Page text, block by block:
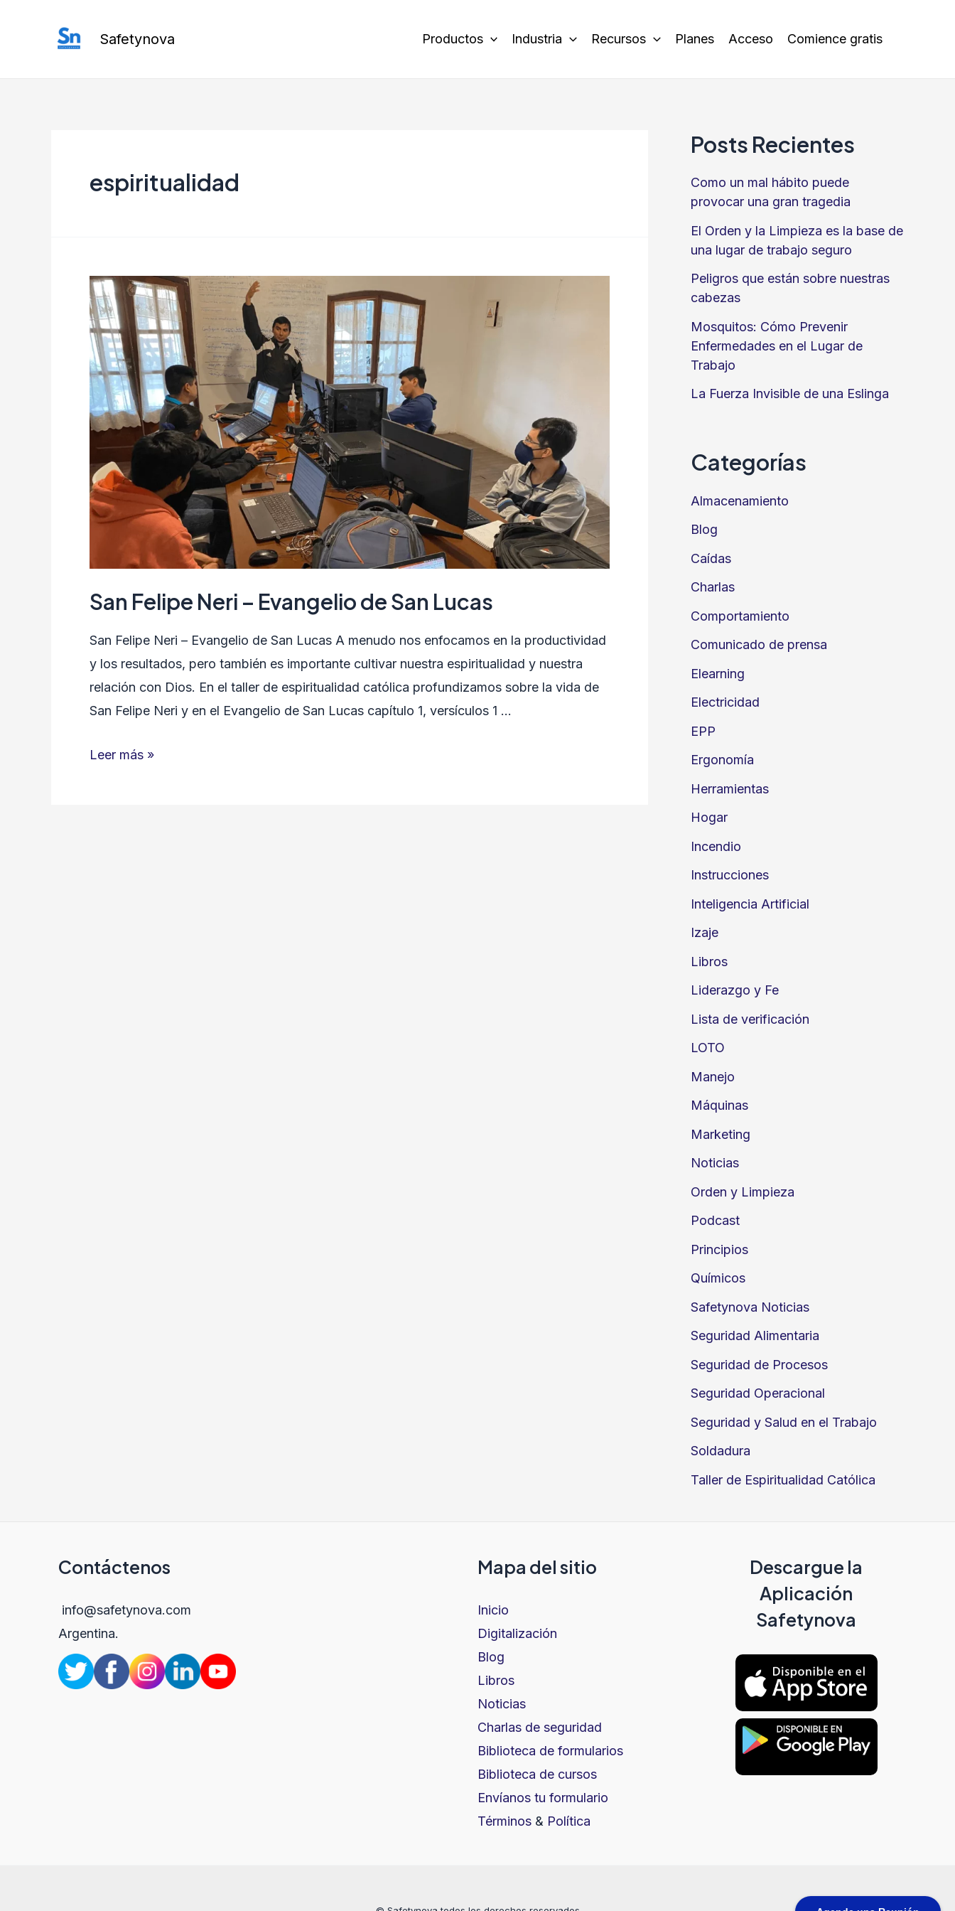
Safetynova Productos Industria Recursos Planes Acceso Comience gratis
espiritualidad
San Felipe Neri – Evangelio de San Lucas
San Felipe Neri – Evangelio de San Lucas A menudo nos enfocamos en la productividad
y los resultados, pero también es importante cultivar nuestra espiritualidad y nuestra
relación con Dios. En el taller de espiritualidad católica profundizamos sobre la vida de
San Felipe Neri y en el Evangelio de San Lucas capítulo 1, versículos 1 …
San
Leer más »
Posts Recientes
Como un mal hábito puede
provocar una gran tragedia
El Orden y la Limpieza es la base de
una lugar de trabajo seguro
Peligros que están sobre nuestras
cabezas
Mosquitos: Cómo Prevenir
Enfermedades en el Lugar de
Trabajo
La Fuerza Invisible de una Eslinga
Categorías
Almacenamiento
Blog
Caídas
Charlas
Comportamiento
Comunicado de prensa
Elearning
Electricidad
EPP
Ergonomía
Herramientas
Hogar
Incendio
Instrucciones
Inteligencia Artificial
Izaje
Libros
Liderazgo y Fe
Lista de verificación
LOTO
Manejo
Máquinas
Marketing
Noticias
Orden y Limpieza
Podcast
Principios
Químicos
Safetynova Noticias
Seguridad Alimentaria
Seguridad de Procesos
Seguridad Operacional
Seguridad y Salud en el Trabajo
Soldadura
Taller de Espiritualidad Católica
Contáctenos
info@safetynova.com
Argentina.
Mapa del sitio
Inicio
Digitalización
Blog
Libros
Noticias
Charlas de seguridad
Biblioteca de formularios
Biblioteca de cursos
Envíanos tu formulario
Términos & Política
Descargue la
Aplicación
Safetynova